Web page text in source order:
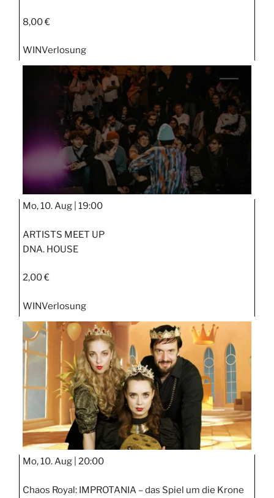
8,00 €
WINVerlosung
Mo, 10. Aug | 19:00
ARTISTS MEET UP
DNA. HOUSE
2,00 €
WINVerlosung
Mo, 10. Aug | 20:00
Chaos Royal: IMPROTANIA – das Spiel um die Krone